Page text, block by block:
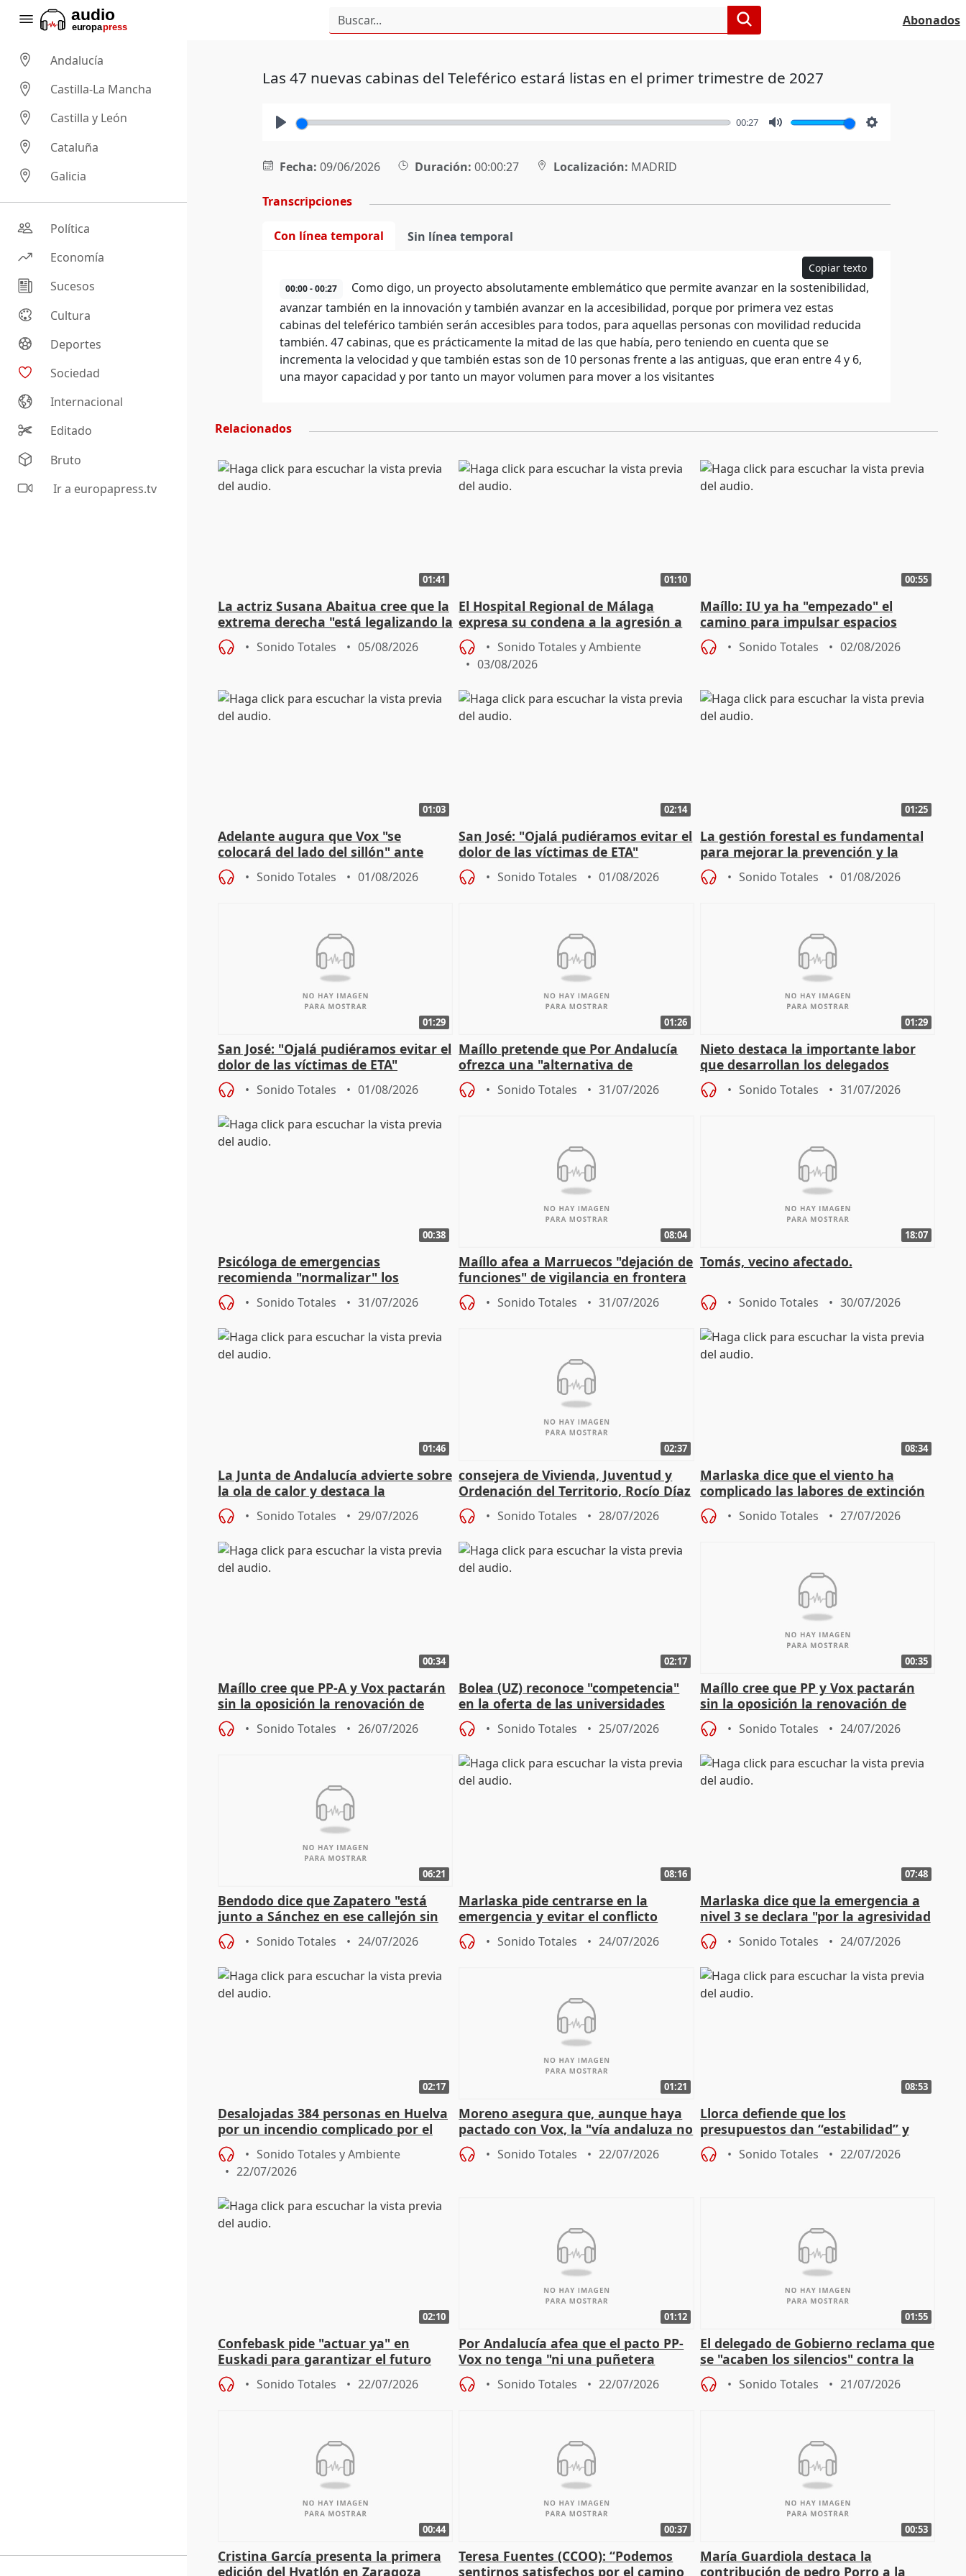
Abonados
Andalucía
Castilla-La Mancha
Castilla y León
Cataluña
Galicia
Política
Economía
Sucesos
Cultura
Deportes
Sociedad
Internacional
Editado
Bruto
Ir a europapress.tv
Las 47 nuevas cabinas del Teleférico estará listas en el primer trimestre de 2027
00:27
Fecha: 09/06/2026 Duración: 00:00:27 Localización: MADRID
Transcripciones
Con línea temporal Sin línea temporal
Copiar texto
00:00 - 00:27
Como digo, un proyecto absolutamente emblemático que permite avanzar en la sostenibilidad,
avanzar también en la innovación y también avanzar en la accesibilidad, porque por primera vez estas
cabinas del teleférico también serán accesibles para todos, para aquellas personas con movilidad reducida
también. 47 cabinas, que es prácticamente la mitad de las que había, pero teniendo en cuenta que se
incrementa la velocidad y que también estas son de 10 personas frente a las antiguas, que eran entre 4 y 6,
una mayor capacidad y por tanto un mayor volumen para mover a los visitantes
Relacionados
01:41
La actriz Susana Abaitua cree que la
extrema derecha "está legalizando la
homofobia"
Sonido Totales 05/08/2026
01:10
El Hospital Regional de Málaga
expresa su condena a la agresión a
dos enfermeras de Urgencias
Sonido Totales y Ambiente
03/08/2026
00:55
Maíllo: IU ya ha "empezado" el
camino para impulsar espacios
unitarios para las municipales
Sonido Totales 02/08/2026
01:03
Adelante augura que Vox "se
colocará del lado del sillón" ante
iniciativas de la oposición
Sonido Totales 01/08/2026
02:14
San José: "Ojalá pudiéramos evitar el
dolor de las víctimas de ETA"
Sonido Totales 01/08/2026
01:25
La gestión forestal es fundamental
para mejorar la prevención y la
actuación frente a incendios
Sonido Totales 01/08/2026
01:29
San José: "Ojalá pudiéramos evitar el
dolor de las víctimas de ETA"
Sonido Totales 01/08/2026
01:26
Maíllo pretende que Por Andalucía
ofrezca una "alternativa de
gobierno" con su labor de oposición
Sonido Totales 31/07/2026
01:29
Nieto destaca la importante labor
que desarrollan los delegados
territoriales de la Junta
Sonido Totales 31/07/2026
00:38
Psicóloga de emergencias
recomienda "normalizar" los
síntomas tras sufrir un incendio
Sonido Totales 31/07/2026
08:04
Maíllo afea a Marruecos "dejación de
funciones" de vigilancia en frontera
con Ceuta
Sonido Totales 31/07/2026
18:07
Tomás, vecino afectado.
Sonido Totales 30/07/2026
01:46
La Junta de Andalucía advierte sobre
la ola de calor y destaca la
importancia de la prevención
Sonido Totales 29/07/2026
02:37
consejera de Vivienda, Juventud y
Ordenación del Territorio, Rocío Díaz
Sonido Totales 28/07/2026
08:34
Marlaska dice que el viento ha
complicado las labores de extinción
durante la madrugada
Sonido Totales 27/07/2026
00:34
Maíllo cree que PP-A y Vox pactarán
sin la oposición la renovación de
órganos como el Defensor
Sonido Totales 26/07/2026
02:17
Bolea (UZ) reconoce "competencia"
en la oferta de las universidades
privadas
Sonido Totales 25/07/2026
00:35
Maíllo cree que PP y Vox pactarán
sin la oposición la renovación de
órganos como el Defensor
Sonido Totales 24/07/2026
06:21
Bendodo dice que Zapatero "está
junto a Sánchez en ese callejón sin
salida
Sonido Totales 24/07/2026
08:16
Marlaska pide centrarse en la
emergencia y evitar el conflicto
político
Sonido Totales 24/07/2026
07:48
Marlaska dice que la emergencia a
nivel 3 se declara "por la agresividad
de los incendios"
Sonido Totales 24/07/2026
02:17
Desalojadas 384 personas en Huelva
por un incendio complicado por el
viento
Sonido Totales y Ambiente
22/07/2026
01:21
Moreno asegura que, aunque haya
pactado con Vox, la "vía andaluza no
ha muerto" ni él va a "cambiar"
Sonido Totales 22/07/2026
08:53
Llorca defiende que los
presupuestos dan “estabilidad” y
dice que no ha hablado con Feijóo
Sonido Totales 22/07/2026
02:10
Confebask pide "actuar ya" en
Euskadi para garantizar el futuro
con un pacto de país
Sonido Totales 22/07/2026
01:12
Por Andalucía afea que el pacto PP-
Vox no tenga "ni una puñetera
medida" contra violencia machista
Sonido Totales 22/07/2026
01:55
El delegado de Gobierno reclama que
se "acaben los silencios" contra la
violencia de género
Sonido Totales 21/07/2026
00:44
Cristina García presenta la primera
edición del Hyatlón en Zaragoza
00:37
Teresa Fuentes (CCOO): “Podemos
sentirnos satisfechos por el camino
00:53
María Guardiola destaca la
contribución de pedro Porro a la